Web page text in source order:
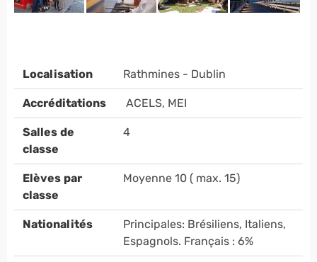
Localisation Rathmines - Dublin
Accréditations ACELS, MEI
Salles de
classe
4
Elèves par
classe
Moyenne 10 ( max. 15)
Nationalités
Principales: Brésiliens, Italiens,
Espagnols. Français : 6%